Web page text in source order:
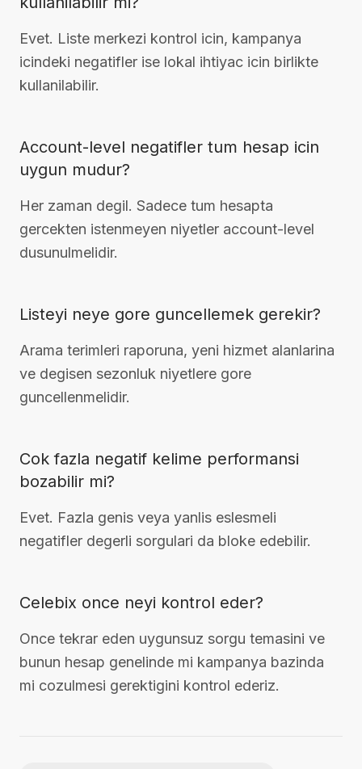
Evet. Liste merkezi kontrol icin, kampanya
icindeki negatifler ise lokal ihtiyac icin birlikte
kullanilabilir.
Account-level negatifler tum hesap icin
uygun mudur?
Her zaman degil. Sadece tum hesapta
gercekten istenmeyen niyetler account-level
dusunulmelidir.
Listeyi neye gore guncellemek gerekir?
Arama terimleri raporuna, yeni hizmet alanlarina
ve degisen sezonluk niyetlere gore
guncellenmelidir.
Cok fazla negatif kelime performansi
bozabilir mi?
Evet. Fazla genis veya yanlis eslesmeli
negatifler degerli sorgulari da bloke edebilir.
Celebix once neyi kontrol eder?
Once tekrar eden uygunsuz sorgu temasini ve
bunun hesap genelinde mi kampanya bazinda
mi cozulmesi gerektigini kontrol ederiz.